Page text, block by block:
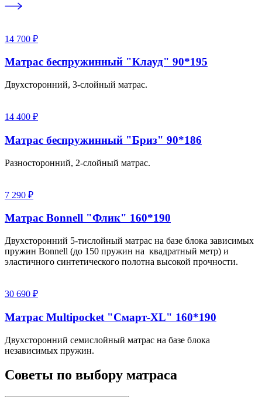
14 700 ₽
Матрас беспружинный "Клауд" 90*195
Двухсторонний, 3-слойный матрас.
14 400 ₽
Матрас беспружинный "Бриз" 90*186
Разносторонний, 2-слойный матрас.
7 290 ₽
Матрас Bonnell "Флик" 160*190
Двухсторонний 5-тислойный матрас на базе блока зависимых
пружин Bonnell (до 150 пружин на квадратный метр) и
эластичного синтетического полотна высокой прочности.
30 690 ₽
Матрас Multipocket "Смарт-XL" 160*190
Двухсторонний семислойный матрас на базе блока
независимых пружин.
Советы по выбору матраса